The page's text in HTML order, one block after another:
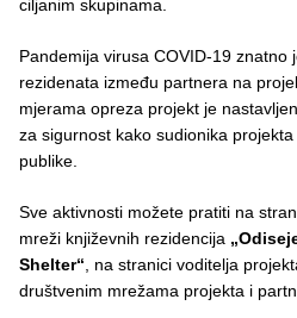
ciljanim skupinama.
Pandemija virusa COVID-19 znatno
rezidenata između partnera na
mjerama opreza projekt je
za sigurnost kako sudionika
publike.
Sve aktivnosti možete pratiti na
mreži književnih rezidencija
Shelter“ , na stranici voditelja
društvenim mrežama projekta i